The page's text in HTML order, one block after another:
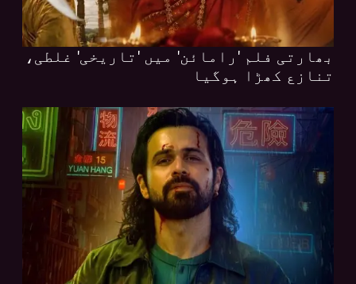
بھارتی فلم 'رامائن' میں 'تاریخی' غلطی،
تنازع کھڑا ہوگیا